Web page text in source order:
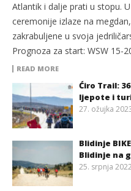
Atlantik i dalje prati u stopu.
ceremonije izlaze na
zakrabuljene u svoja
Prognoza za start: WSW 15-
READ MORE
Ćiro Trail:
ljepote i
27. ožujka
Blidinje
Blidinje na
25. srpnja